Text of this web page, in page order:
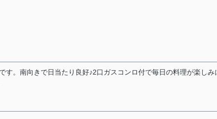
。南向きで日当たり良好♪2口ガスコンロ付で毎日の料理が楽しみ